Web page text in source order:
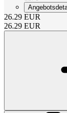
26.29 EUR
26.29 EUR